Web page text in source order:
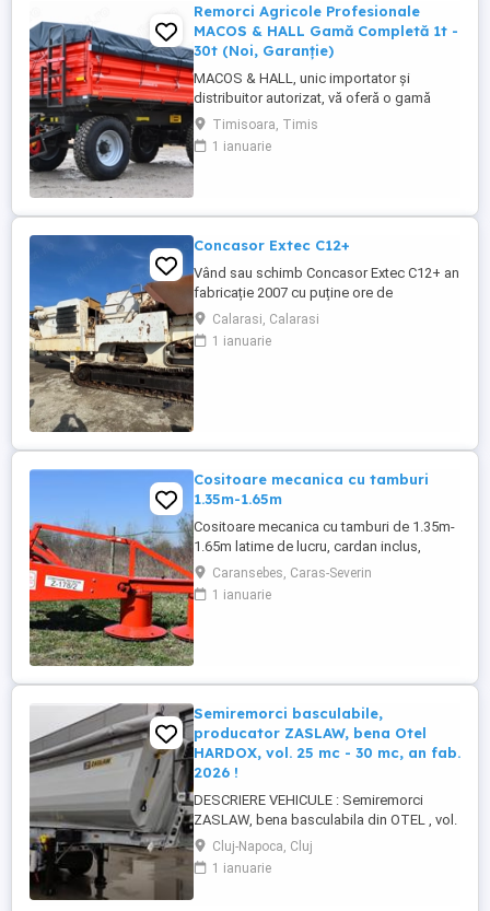
Remorci Agricole Profesionale
MACOS & HALL Gamă Completă 1t -
30t (Noi, Garanție)
MACOS & HALL, unic importator și
distribuitor autorizat, vă oferă o gamă
variată de remorci agricole și tehnologice,
special concepute pentru a răspunde
nevoilor fermierilor moderni. Toate
durabilitate și performanță maximă în
Timisoara, Timis
1 ianuarie
Concasor Extec C12+
Vând sau schimb Concasor Extec C12+ an
fabricație 2007 cu puține ore de
funcționare.
Calarasi, Calarasi
1 ianuarie
Cositoare mecanica cu tamburi
1.35m-1.65m
Cositoare mecanica cu tamburi de 1.35m-
1.65m latime de lucru, cardan inclus,
prelata, cheie de cutite Transport in toate
judetele
Caransebes, Caras-Severin
1 ianuarie
Semiremorci basculabile,
producator ZASLAW, bena Otel
HARDOX, vol. 25 mc - 30 mc, an fab.
2026 !
DESCRIERE VEHICULE : Semiremorci
ZASLAW, bena basculabila din OTEL , vol.
24 mc - 30 mc, (stoc nou 2026 sau in
fabricatie ZASLAW) . DETALII: -
Semiremorci basculabile pe 3 axe, bena
Cluj-Napoca, Cluj
1 ianuarie